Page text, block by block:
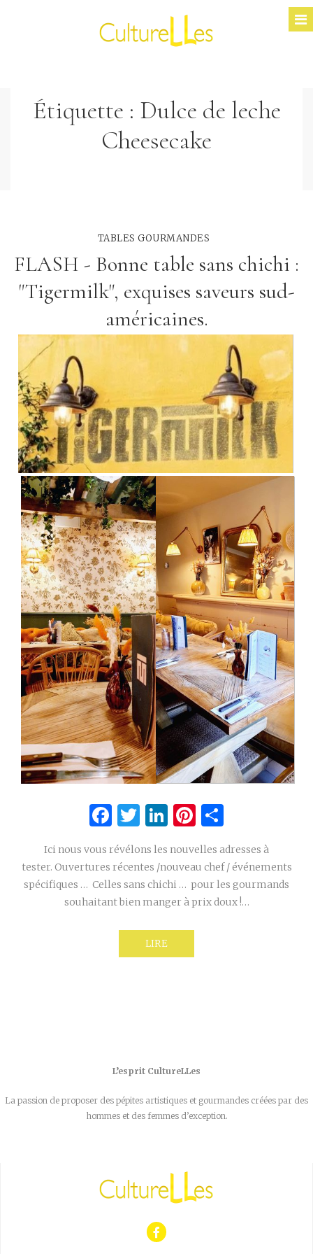
Étiquette : Dulce de leche
Cheesecake
TABLES GOURMANDES
FLASH - Bonne table sans chichi :
"Tigermilk", exquises saveurs sud-
américaines.
Facebook
Twitter
LinkedIn
Pinterest
Ici nous vous révélons les nouvelles adresses à
tester. Ouvertures récentes /nouveau chef / événements
spécifiques … Celles sans chichi … pour les gourmands
souhaitant bien manger à prix doux !…
LIRE
L’esprit CultureLLes
La passion de proposer des pépites artistiques et gourmandes créées par des
hommes et des femmes d’exception.